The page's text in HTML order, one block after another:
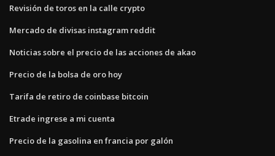
Revisión de toros en la calle crypto
Mercado de divisas instagram reddit
Noticias sobre el precio de las acciones de akao
Precio de la bolsa de oro hoy
Tarifa de retiro de coinbase bitcoin
Etrade ingrese a mi cuenta
Precio de la gasolina en francia por galón